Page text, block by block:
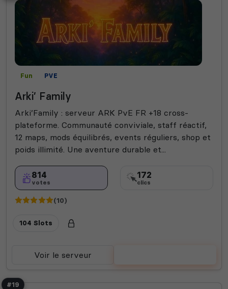
Fun PVE
Arki’ Family
Arki’Family : serveur ARK PvE FR +18 cross-
plateforme. Communauté conviviale, staff réactif,
12 maps, mods équilibrés, events réguliers, shop et
poids illimité. Une aventure durable et...
814
votes
172
clics
(10)
104 Slots
Voir le serveur
#19